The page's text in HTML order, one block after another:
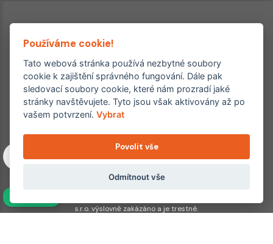
Ordinace roku
Rehabilitační ordinace
2. místo – 2017/2019
Copyright © 2011–2026 FYZIOklinika s.r.o.
Machkova 1642/2, Praha 4, Jižní Město – Chodov
Všechna práva vyhrazena. Jakékoliv užití obsahu či jeho částí
s.r.o. výslovně zakázáno a je trestné.
Používáme cookie!
Tato webová stránka používá nezbytné soubory
cookie k zajištění správného fungování. Dále pak
sledovací soubory cookie, které nám prozradí jaké
stránky navštěvujete. Tyto jsou však aktivovány až po
vašem potvrzení.Vybrat
Povolit vše
Odmítnout vše